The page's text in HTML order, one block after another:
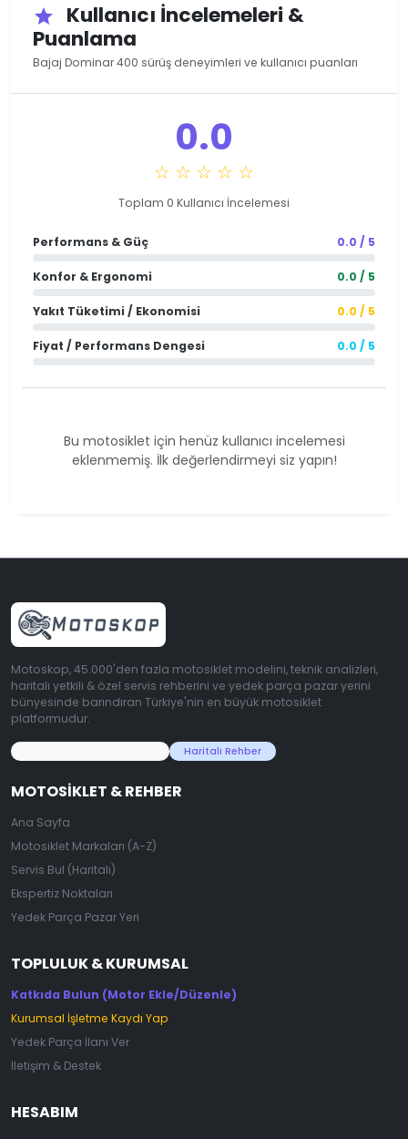
star
Kullanıcı İncelemeleri &
Puanlama
Bajaj Dominar 400 sürüş deneyimleri ve kullanıcı puanları
0.0
☆ ☆ ☆ ☆ ☆
Toplam 0 Kullanıcı İncelemesi
Performans & Güç 0.0 / 5
Konfor & Ergonomi 0.0 / 5
Yakıt Tüketimi / Ekonomisi 0.0 / 5
Fiyat / Performans Dengesi 0.0 / 5
Bu motosiklet için henüz kullanıcı incelemesi
eklenmemiş. İlk değerlendirmeyi siz yapın!
Motoskop, 45.000'den fazla motosiklet modelini, teknik analizleri,
haritalı yetkili & özel servis rehberini ve yedek parça pazar yerini
bünyesinde barındıran Türkiye'nin en büyük motosiklet
platformudur.
Haritalı Rehber
MOTOSIKLET & REHBER
Ana Sayfa
Motosiklet Markaları (A-Z)
Servis Bul (Haritalı)
Ekspertiz Noktaları
Yedek Parça Pazar Yeri
TOPLULUK & KURUMSAL
Katkıda Bulun (Motor Ekle/Düzenle)
Kurumsal İşletme Kaydı Yap
Yedek Parça İlanı Ver
İletişim & Destek
HESABIM